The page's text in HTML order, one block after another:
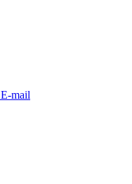
E-mail